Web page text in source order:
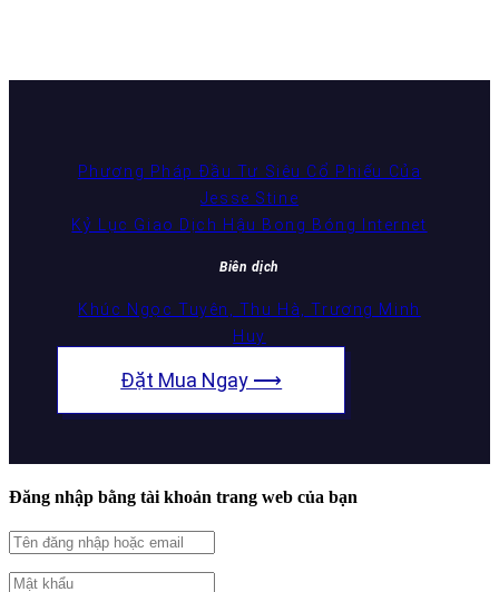
Phương Pháp Đầu Tư Siêu Cổ Phiếu Của
Jesse Stine
Kỷ Lục Giao Dịch Hậu Bong Bóng Internet
Biên dịch
Khúc Ngọc Tuyên, Thu Hà, Trương Minh
Huy
Đặt Mua Ngay ⟶
Đăng nhập bằng tài khoản trang web của bạn